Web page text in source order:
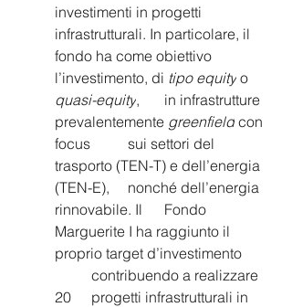
investimenti in progetti
infrastrutturali. In particolare, il
fondo ha come obiettivo
l’investimento, di tipo equity o
quasi-equity, 	in infrastrutture
prevalentemente greenfield con
focus 	sui settori del
trasporto (TEN-T) e dell’energia
(TEN-E), 	nonché dell’energia
rinnovabile. Il 	Fondo
Marguerite I ha raggiunto il
proprio target d’investimento
20 	progetti infrastrutturali in